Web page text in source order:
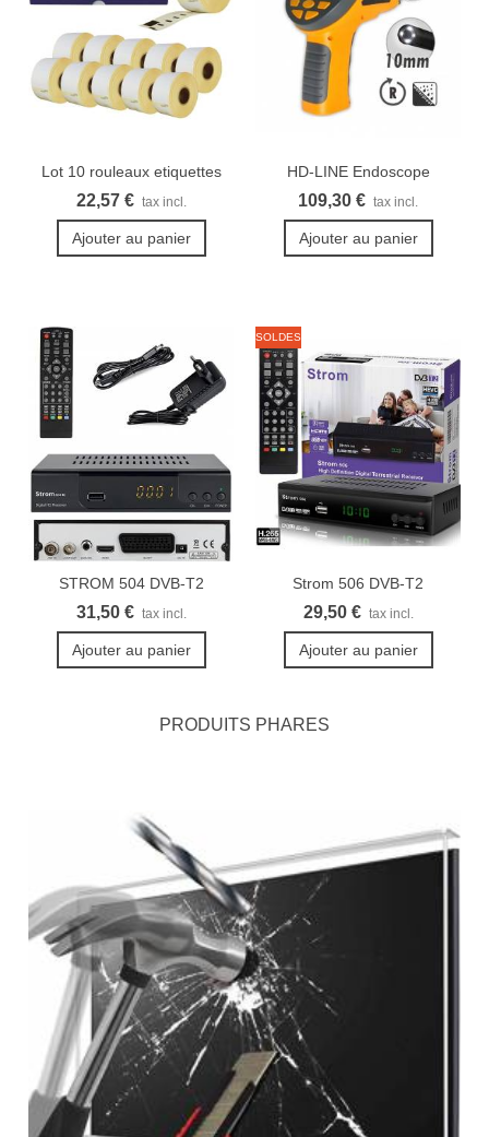
Lot 10 rouleaux etiquettes
Seiko...
22,57 € tax incl.
Ajouter au panier
HD-LINE Endoscope
industriel...
109,30 € tax incl.
Ajouter au panier
STROM 504 DVB-T2
démodulateur...
31,50 € tax incl.
Ajouter au panier
SOLDES
Strom 506 DVB-T2
Récepteur...
29,50 € tax incl.
Ajouter au panier
PRODUITS PHARES